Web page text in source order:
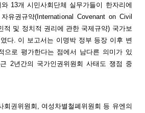
13개 시민사회단체 실무가들이 한자리에
유권규약(International Covenant on Civil
적 및 정치적 권리에 관한 국제규약) 국가보
다. 이 보고서는 이명박 정부 등장 이후 변
으로 평가한다는 점에서 남다른 의미가 있
2년간의 국가인권위원회 사태도 쟁점 중
회권위원회, 여성차별철폐위원회 등 유엔의